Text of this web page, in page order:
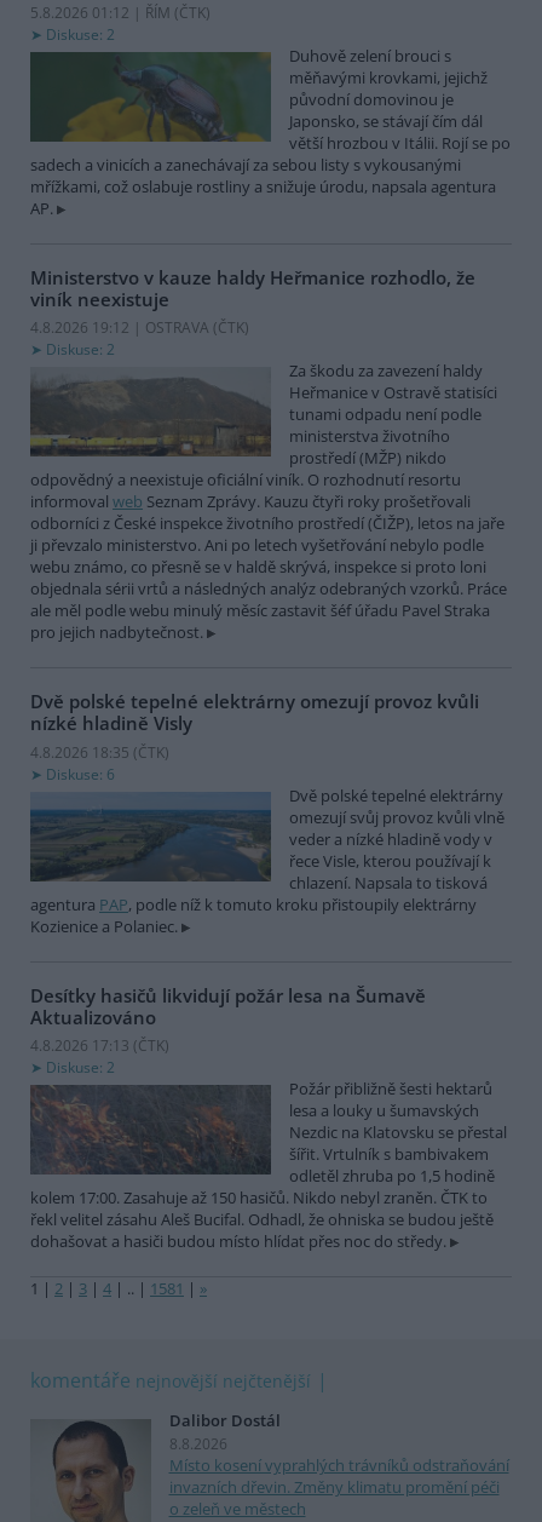
5.8.2026 01:12 | ŘÍM (ČTK)
Diskuse: 2
Duhově zelení brouci s
měňavými krovkami, jejichž
původní domovinou je
Japonsko, se stávají čím dál
větší hrozbou v Itálii. Rojí se po
sadech a vinicích a zanechávají za sebou listy s vykousanými
mřížkami, což oslabuje rostliny a snižuje úrodu, napsala agentura
AP.
Ministerstvo v kauze haldy Heřmanice rozhodlo, že
viník neexistuje
4.8.2026 19:12 | OSTRAVA (ČTK)
Diskuse: 2
Za škodu za zavezení haldy
Heřmanice v Ostravě statisíci
tunami odpadu není podle
ministerstva životního
prostředí (MŽP) nikdo
odpovědný a neexistuje oficiální viník. O rozhodnutí resortu
informoval web Seznam Zprávy. Kauzu čtyři roky prošetřovali
odborníci z České inspekce životního prostředí (ČIŽP), letos na jaře
ji převzalo ministerstvo. Ani po letech vyšetřování nebylo podle
webu známo, co přesně se v haldě skrývá, inspekce si proto loni
objednala sérii vrtů a následných analýz odebraných vzorků. Práce
ale měl podle webu minulý měsíc zastavit šéf úřadu Pavel Straka
pro jejich nadbytečnost.
Dvě polské tepelné elektrárny omezují provoz kvůli
nízké hladině Visly
4.8.2026 18:35 (ČTK)
Diskuse: 6
Dvě polské tepelné elektrárny
omezují svůj provoz kvůli vlně
veder a nízké hladině vody v
řece Visle, kterou používají k
chlazení. Napsala to tisková
agentura PAP, podle níž k tomuto kroku přistoupily elektrárny
Kozienice a Polaniec.
Desítky hasičů likvidují požár lesa na Šumavě
Aktualizováno
4.8.2026 17:13 (ČTK)
Diskuse: 2
Požár přibližně šesti hektarů
lesa a louky u šumavských
Nezdic na Klatovsku se přestal
šířit. Vrtulník s bambivakem
odletěl zhruba po 1,5 hodině
kolem 17:00. Zasahuje až 150 hasičů. Nikdo nebyl zraněn. ČTK to
řekl velitel zásahu Aleš Bucifal. Odhadl, že ohniska se budou ještě
dohašovat a hasiči budou místo hlídat přes noc do středy.
1 | 2 | 3 | 4 | .. | 1581 | »
komentáře nejnovější nejčtenější
Dalibor Dostál
8.8.2026
Místo kosení vyprahlých trávníků odstraňování
invazních dřevin. Změny klimatu promění péči
o zeleň ve městech